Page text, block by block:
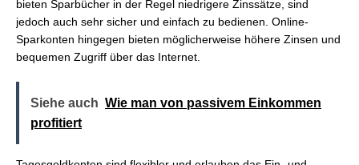
bieten Sparbücher in der Regel niedrigere Zinssätze, sind
jedoch auch sehr sicher und einfach zu bedienen. Online-
Sparkonten hingegen bieten möglicherweise höhere Zinsen und
bequemen Zugriff über das Internet.
Siehe auch Wie man von passivem Einkommen
profitiert